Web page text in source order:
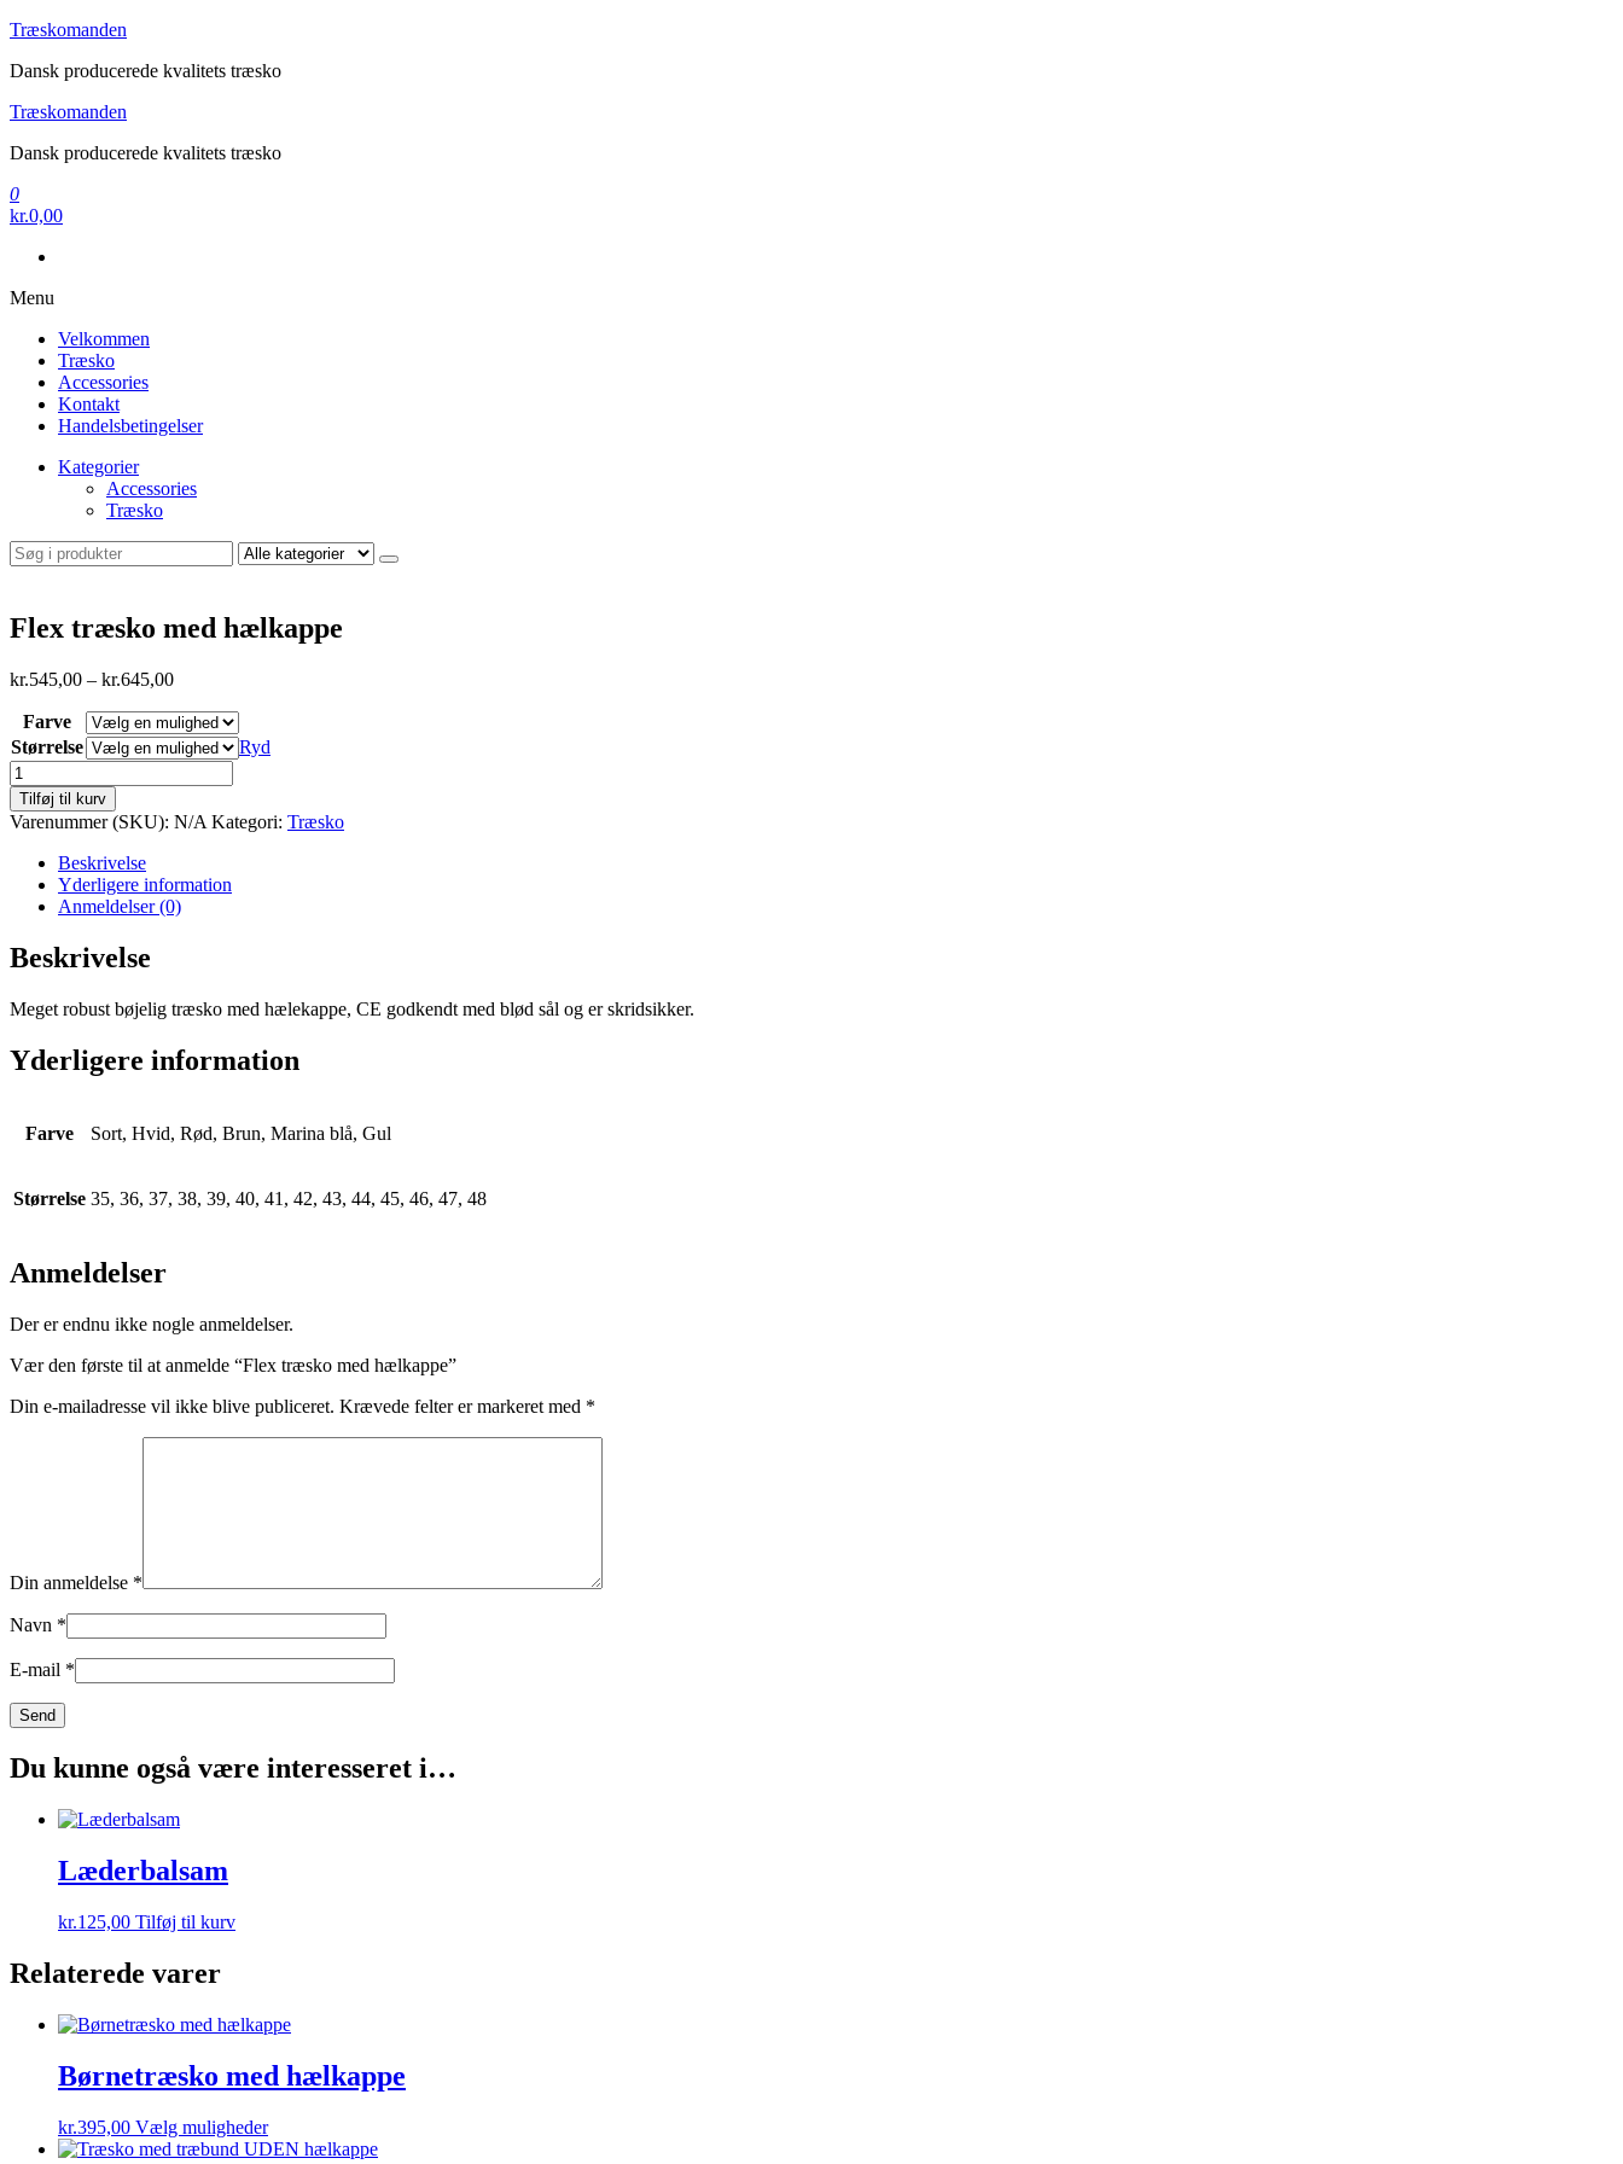
Videre
indhold
Træskomanden
Dansk producerede kvalitets træsko
Træskomanden
Dansk producerede kvalitets træsko
0
kr.0,00
Menu
Velkommen
Træsko
Accessories
Kontakt
Handelsbetingelser
Kategorier
Accessories
Træsko
Flex træsko med hælkappe
kr.545,00 – kr.645,00Prisinterval:
til
kr.645,00
Farve
Størrelse
Ryd
Flex
træsko
med
hælkappe
antal
Tilføj til kurv
Varenummer (SKU): N/A Kategori: Træsko
Beskrivelse
Yderligere information
Anmeldelser (0)
Beskrivelse
Meget robust bøjelig træsko med hælekappe, CE godkendt med blød sål og er skridsikker.
Yderligere information
Farve Sort, Hvid, Rød, Brun, Marina blå, Gul
Størrelse 35, 36, 37, 38, 39, 40, 41, 42, 43, 44, 45, 46, 47, 48
Anmeldelser
Der er endnu ikke nogle anmeldelser.
Vær den første til at anmelde “Flex træsko med hælkappe”
Din e-mailadresse vil ikke blive publiceret. Krævede felter er markeret med *
Din anmeldelse *
Navn *
E-mail *
Du kunne også være interesseret i…
Læderbalsam
kr.125,00 Tilføj til kurv
Relaterede varer
Børnetræsko med hælkappe
kr.395,00 Vælg mulighederDette
vare